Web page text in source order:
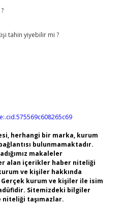
tahin yiyebilir mi ?
herhangi bir marka, kurum
bulunmamaktadır.
makaleler
alan içerikler haber niteliği
ve kişiler hakkında
Gerçek kurum ve kişiler ile isim
Sitemizdeki bilgiler
taşımazlar.